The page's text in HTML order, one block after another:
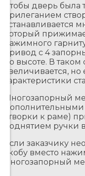
Чтобы дверь была
прилеганием
устанавливается
который
нажимного
привод с 4
по высоте. В
увеличивается,
характеристики
Многозапорный
створки к раме)
поднятием ручки
Если заказчику
скобу вместо
многозапорный